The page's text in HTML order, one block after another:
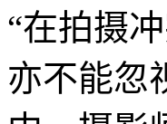
“在拍摄
亦不能忽